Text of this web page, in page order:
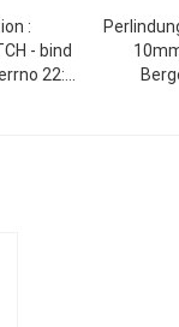
:
- bind
22: